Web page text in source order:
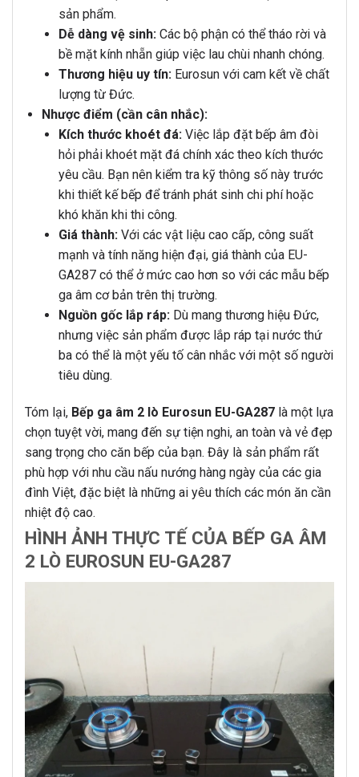
sản phẩm.
Dễ dàng vệ sinh:Các bộ phận có thể tháo rời và
bề mặt kính nhẵn giúp việc lau chùi nhanh chóng.
Thương hiệu uy tín:Eurosun với cam kết về chất
lượng từ Đức.
Nhược điểm (cần cân nhắc):
Kích thước khoét đá:Việc lắp đặt bếp âm đòi
hỏi phải khoét mặt đá chính xác theo kích thước
yêu cầu. Bạn nên kiểm tra kỹ thông số này trước
khi thiết kế bếp để tránh phát sinh chi phí hoặc
khó khăn khi thi công.
Giá thành:Với các vật liệu cao cấp, công suất
mạnh và tính năng hiện đại, giá thành của EU-
GA287 có thể ở mức cao hơn so với các mẫu bếp
ga âm cơ bản trên thị trường.
Nguồn gốc lắp ráp:Dù mang thương hiệu Đức,
nhưng việc sản phẩm được lắp ráp tại nước thứ
ba có thể là một yếu tố cân nhắc với một số người
tiêu dùng.
Tóm lại, Bếp ga âm 2 lò Eurosun EU-GA287 là một lựa
chọn tuyệt vời, mang đến sự tiện nghi, an toàn và vẻ đẹp
sang trọng cho căn bếp của bạn. Đây là sản phẩm rất
phù hợp với nhu cầu nấu nướng hàng ngày của các gia
đình Việt, đặc biệt là những ai yêu thích các món ăn cần
nhiệt độ cao.
HÌNH ẢNH THỰC TẾ CỦA BẾP GA ÂM
2 LÒ EUROSUN EU-GA287